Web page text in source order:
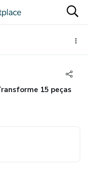
15 peças